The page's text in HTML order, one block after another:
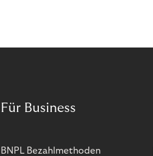
Für Business
BNPL Bezahlmethoden